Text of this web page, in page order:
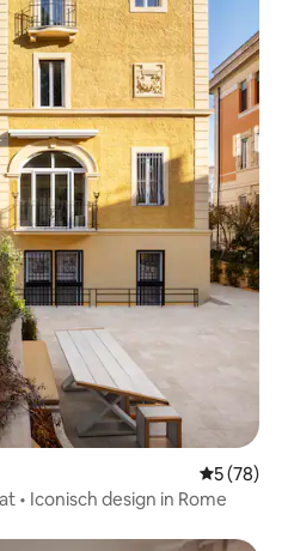
5 (78)
• Iconisch design in Rome